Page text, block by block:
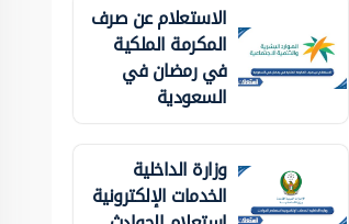
الاستعلام عن صرف
المكرمة الملكية
في رمضان في
السعودية
وزارة الداخلية
الخدمات الإلكترونية